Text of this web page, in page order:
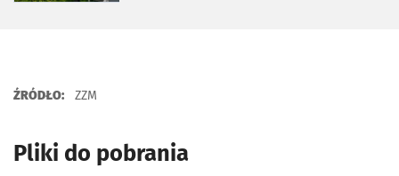
ŹRÓDŁO: ZZM
Pliki do pobrania